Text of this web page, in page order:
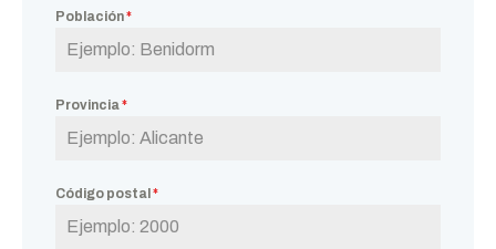
Población*
Provincia*
Código postal *